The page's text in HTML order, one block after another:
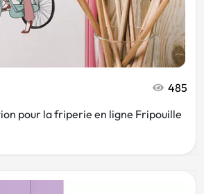
485
pour la friperie en ligne Fripouille